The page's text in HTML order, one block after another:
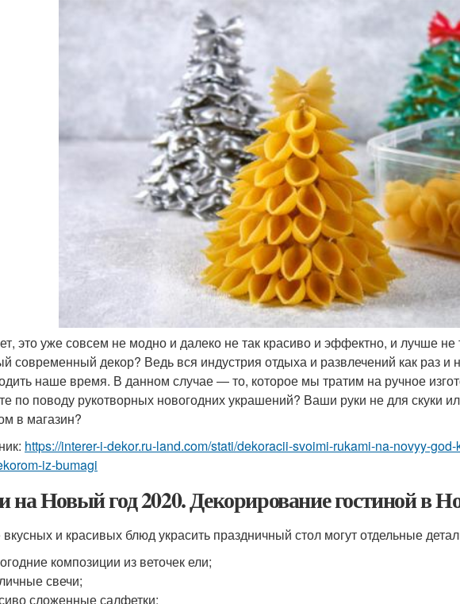
это уже совсем не модно и далеко не так красиво и эффектно, и лучше не
современный декор? Ведь вся индустрия отдыха и развлечений как раз и
наше время. В данном случае — то, которое мы тратим на ручное
по поводу рукотворных новогодних украшений? Ваши руки не для скуки
в магазин?
https://interer-i-dekor.ru-land.com/stati/dekoracii-svoimi-rukami-na-novyy-
iz-bumagi
на Новый год 2020. Декорирование гостиной в
и красивых блюд украсить праздничный стол могут отдельные
композиции из веточек ели;
свечи;
сложенные салфетки;